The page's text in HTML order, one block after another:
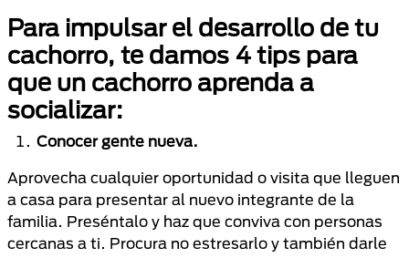
Para impulsar el desarrollo de tu
cachorro, te damos 4 tips para
que un cachorro aprenda a
socializar:
Conocer gente nueva.
Aprovecha cualquier oportunidad o visita que lleguen
a casa para presentar al nuevo integrante de la
familia. Preséntalo y haz que conviva con personas
cercanas a ti. Procura no estresarlo y también darle